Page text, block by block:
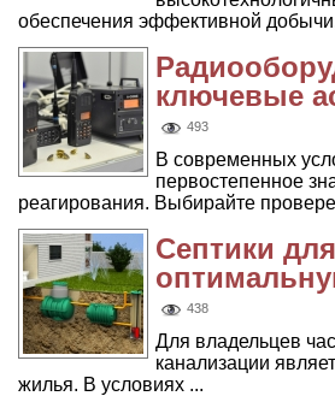
обеспечения эффективной
ключевые
493
В современных
первостепенное
реагирования. Выбирайте
Септики
438
Для владельцев
канализации
жилья. В условиях ...